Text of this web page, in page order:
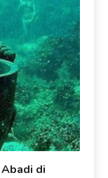
di